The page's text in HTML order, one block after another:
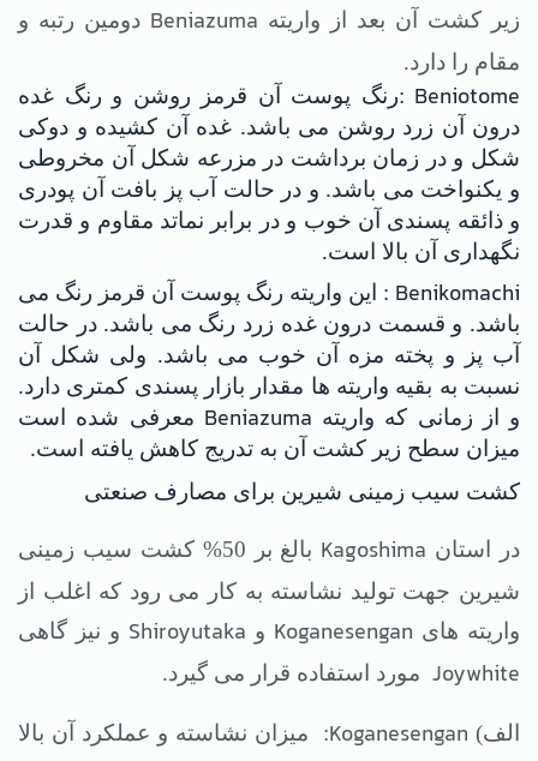
زیر کشت آن بعد از واریتهBeniazumaدومین رتبه و
مقام را دارد.
Beniotome:رنگ پوست آن قرمز روشن و رنگ غده
درون آن زرد روشن می باشد. غده آن کشیده و دوکی
شکل و در زمان برداشت در مزرعه شکل آن مخروطی
و یکنواخت می باشد. و در حالت آب پز بافت آن پودری
و ذائقه پسندی آن خوب و در برابر نماتد مقاوم و قدرت
نگهداری آن بالا است.
Benikomachi: این واریته رنگ پوست آن قرمز رنگ می
باشد. و قسمت درون غده زرد رنگ می باشد. در حالت
آب پز و پخته مزه آن خوب می باشد. ولی شکل آن
نسبت به بقیه واریته ها مقدار بازار پسندی کمتری دارد.
و از زمانی که واریتهBeniazumaمعرفی شده است
میزان سطح زیر کشت آن به تدریج کاهش یافته است.
کشت سیب زمینی شیرین برای مصارف صنعتی
در استانKagoshima
بالغ بر 50% کشت سیب زمینی
شیرین جهت تولید نشاسته به کار می رود که اغلب از
واریته هایKoganesenganوShiroyutakaو نیز گاهی
Joywhite مورد استفاده قرار می گیرد.
الف)Koganesengan
:
میزان نشاسته و عملکرد آن بالا